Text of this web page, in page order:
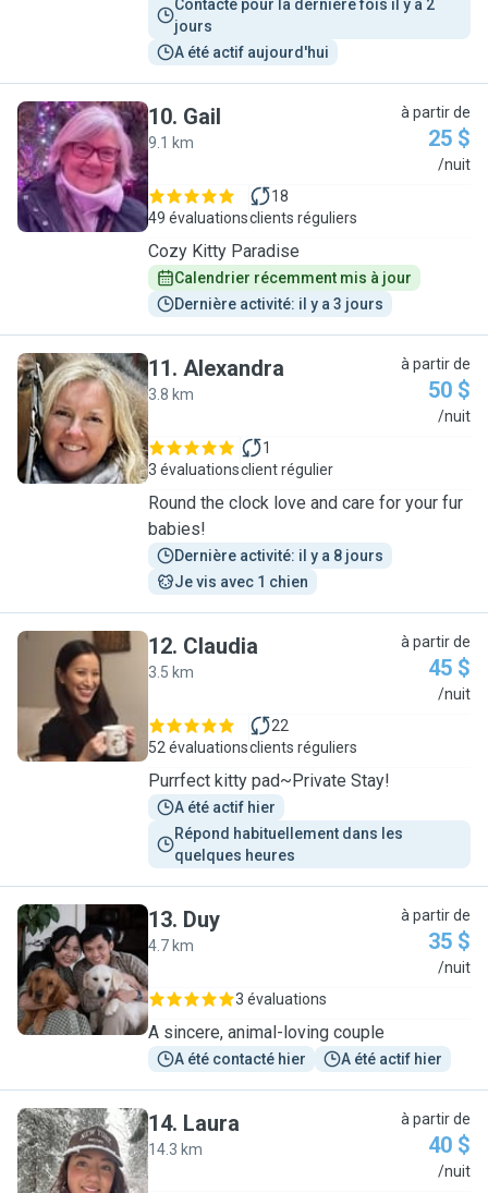
Contacté pour la dernière fois il y a 2
jours
A été actif aujourd'hui
G
10. Gail
9.1 km
à partir de
25 $
/nuit
49 évaluations
18
clients réguliers
Cozy Kitty Paradise
Calendrier récemment mis à jour
Dernière activité: il y a 3 jours
A
11. Alexandra
3.8 km
à partir de
50 $
/nuit
3 évaluations
1
client régulier
Round the clock love and care for your fur
babies!
Dernière activité: il y a 8 jours
Je vis avec 1 chien
C
12. Claudia
3.5 km
à partir de
45 $
/nuit
52 évaluations
22
clients réguliers
Purrfect kitty pad~Private Stay!
A été actif hier
Répond habituellement dans les
quelques heures
D
13. Duy
4.7 km
à partir de
35 $
/nuit
3 évaluations
A sincere, animal-loving couple
A été contacté hier A été actif hier
L
14. Laura
14.3 km
à partir de
40 $
/nuit